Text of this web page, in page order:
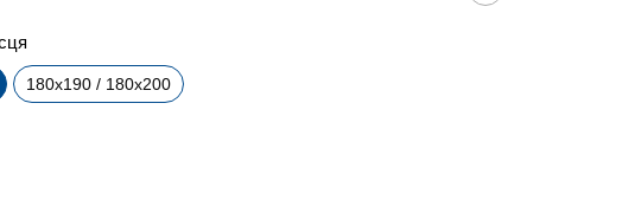
180х190 / 180х200